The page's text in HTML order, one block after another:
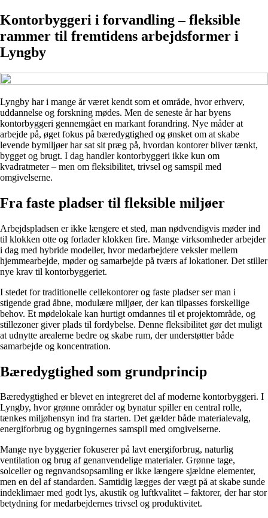
Kontorbyggeri i forvandling – fleksible
rammer til fremtidens arbejdsformer i
Lyngby
Lyngby har i mange år været kendt som et område, hvor erhverv,
uddannelse og forskning mødes. Men de seneste år har byens
kontorbyggeri gennemgået en markant forandring. Nye måder at
arbejde på, øget fokus på bæredygtighed og ønsket om at skabe
levende bymiljøer har sat sit præg på, hvordan kontorer bliver tænkt,
bygget og brugt. I dag handler kontorbyggeri ikke kun om
kvadratmeter – men om fleksibilitet, trivsel og samspil med
omgivelserne.
Fra faste pladser til fleksible miljøer
Arbejdspladsen er ikke længere et sted, man nødvendigvis møder ind
til klokken otte og forlader klokken fire. Mange virksomheder arbejder
i dag med hybride modeller, hvor medarbejdere veksler mellem
hjemmearbejde, møder og samarbejde på tværs af lokationer. Det stiller
nye krav til kontorbyggeriet.
I stedet for traditionelle cellekontorer og faste pladser ser man i
stigende grad åbne, modulære miljøer, der kan tilpasses forskellige
behov. Et mødelokale kan hurtigt omdannes til et projektområde, og
stillezoner giver plads til fordybelse. Denne fleksibilitet gør det muligt
at udnytte arealerne bedre og skabe rum, der understøtter både
samarbejde og koncentration.
Bæredygtighed som grundprincip
Bæredygtighed er blevet en integreret del af moderne kontorbyggeri. I
Lyngby, hvor grønne områder og bynatur spiller en central rolle,
tænkes miljøhensyn ind fra starten. Det gælder både materialevalg,
energiforbrug og bygningernes samspil med omgivelserne.
Mange nye byggerier fokuserer på lavt energiforbrug, naturlig
ventilation og brug af genanvendelige materialer. Grønne tage,
solceller og regnvandsopsamling er ikke længere sjældne elementer,
men en del af standarden. Samtidig lægges der vægt på at skabe sunde
indeklimaer med godt lys, akustik og luftkvalitet – faktorer, der har stor
betydning for medarbejdernes trivsel og produktivitet.